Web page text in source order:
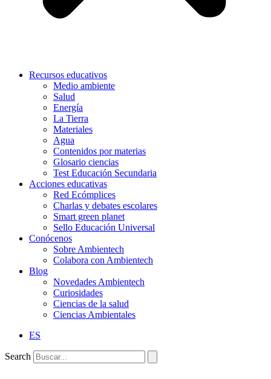
Recursos educativos
Medio ambiente
Salud
Energía
La Tierra
Materiales
Agua
Contenidos por materias
Glosario ciencias
Test Educación Secundaria
Acciones educativas
Red Ecómplices
Charlas y debates escolares
Smart green planet
Sello Educación Universal
Conócenos
Sobre Ambientech
Colabora con Ambientech
Blog
Novedades Ambientech
Curiosidades
Ciencias de la salud
Ciencias Ambientales
ES
Search